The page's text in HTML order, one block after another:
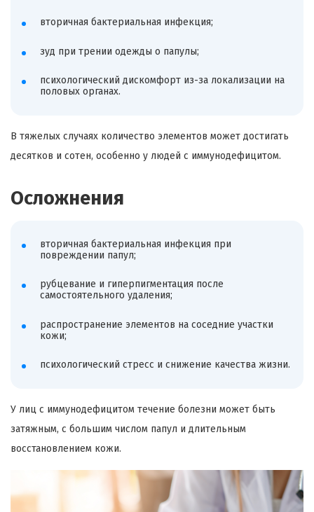
вторичная бактериальная инфекция;
зуд при трении одежды о папулы;
психологический дискомфорт из-за локализации на
половых органах.
В тяжелых случаях количество элементов может достигать
десятков и сотен, особенно у людей с иммунодефицитом.
Осложнения
вторичная бактериальная инфекция при
повреждении папул;
рубцевание и гиперпигментация после
самостоятельного удаления;
распространение элементов на соседние участки
кожи;
психологический стресс и снижение качества жизни.
У лиц с иммунодефицитом течение болезни может быть
затяжным, с большим числом папул и длительным
восстановлением кожи.